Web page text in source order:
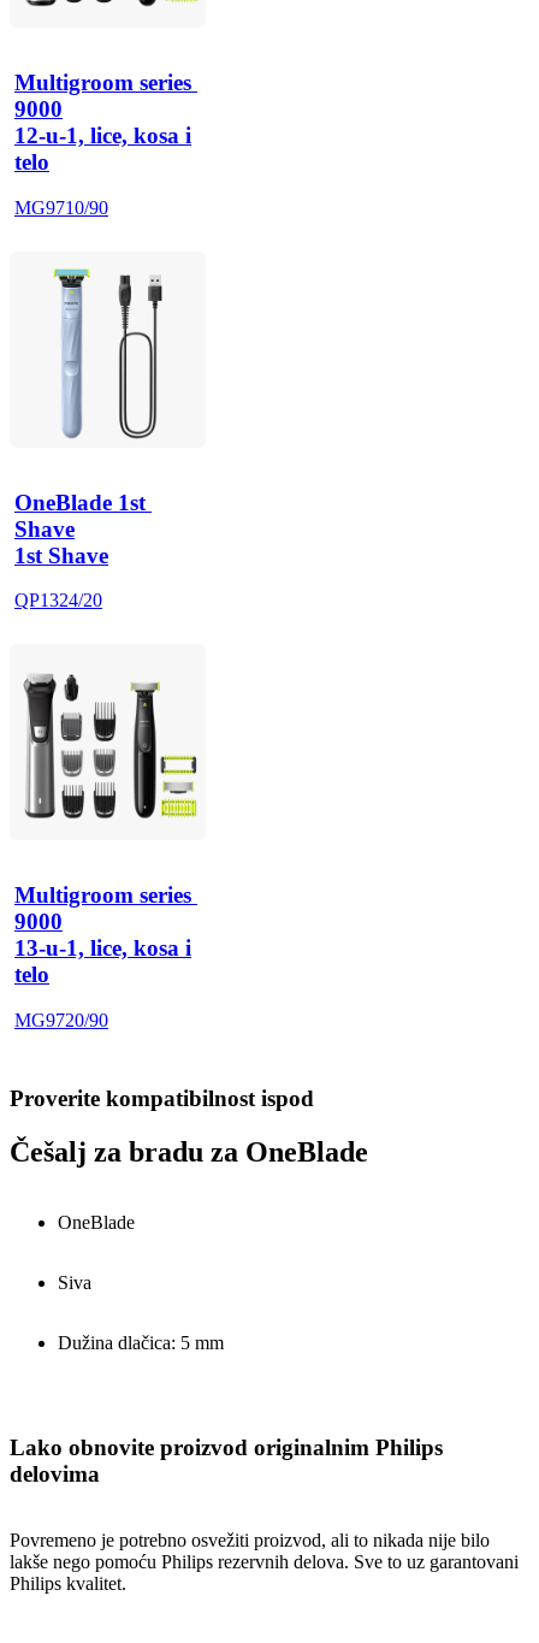
Multigroom series
9000
12-u-1, lice, kosa i
telo
MG9710/90
OneBlade 1st
Shave
1st Shave
QP1324/20
Multigroom series
9000
13-u-1, lice, kosa i
telo
MG9720/90
Proverite kompatibilnost ispod
Češalj za bradu za OneBlade
OneBlade
Siva
Dužina dlačica: 5 mm
Lako obnovite proizvod originalnim Philips
delovima
Povremeno je potrebno osvežiti proizvod, ali to nikada nije bilo
lakše nego pomoću Philips rezervnih delova. Sve to uz garantovani
Philips kvalitet.